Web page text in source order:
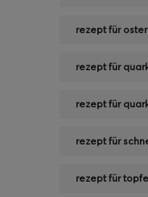
rezept für
rezept für
rezept für
rezept für
rezept für